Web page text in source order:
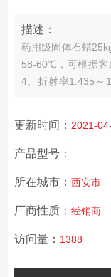
描述：
药用级固体石蜡
58-60℃，可根据客
4、折射率1.435～
更新时间： 2021-
产品型号：
所在城市： 西安市
厂商性质： 经销商
访问量： 1388